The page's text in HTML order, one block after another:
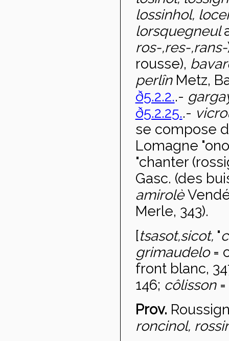
lossinhol,
lorsquegneul
ros-,res-,rans-
rousse),
perlîn Metz,
ð5.2.2..-
ð5.2.25..-
se compose
Lomagne
"chanter
Gasc. (des
amirolè
Merle, 343).
[tsasot,sicot, "
grimaudelo=
front blanc,
146; côlisson=
Prov.
roncinol,